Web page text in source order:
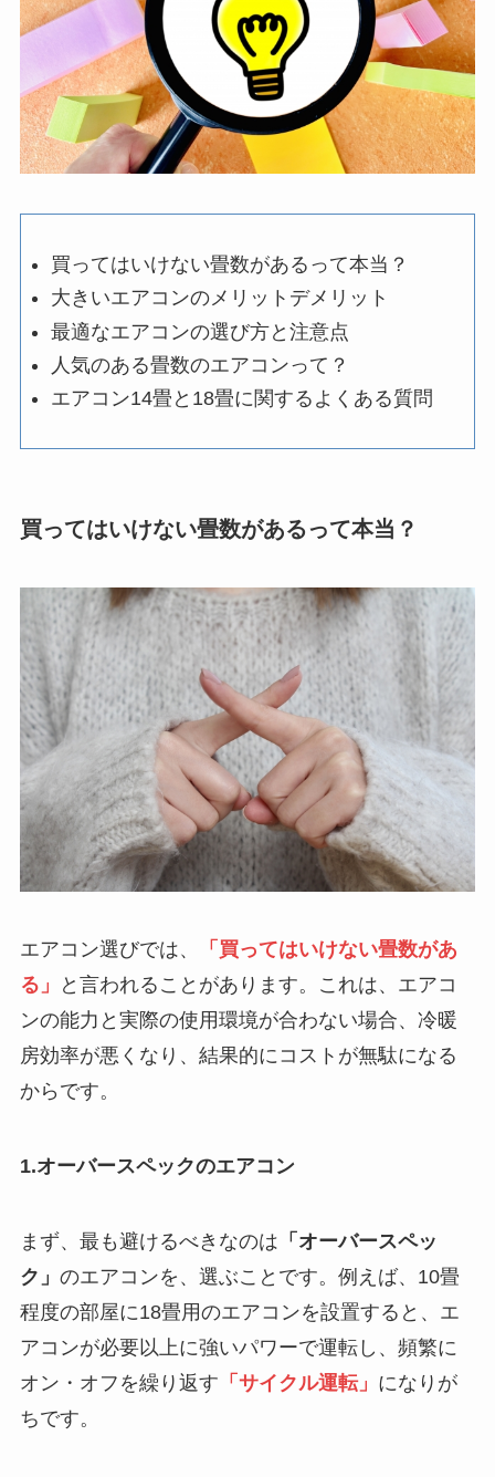
買ってはいけない畳数があるって本当？
大きいエアコンのメリットデメリット
最適なエアコンの選び方と注意点
人気のある畳数のエアコンって？
エアコン14畳と18畳に関するよくある質問
買ってはいけない畳数があるって本当？
エアコン選びでは、
「買ってはいけない畳数があ
る」
と言われることがあります。これは、エアコ
ンの能力と実際の使用環境が合わない場合、冷暖
房効率が悪くなり、結果的にコストが無駄になる
からです。
1.オーバースペックのエアコン
まず、最も避けるべきなのは 「オーバースペッ
ク」 のエアコンを、選ぶことです。例えば、10畳
程度の部屋に18畳用のエアコンを設置すると、エ
アコンが必要以上に強いパワーで運転し、頻繁に
オン・オフを繰り返す 「サイクル運転」 になりが
ちです。